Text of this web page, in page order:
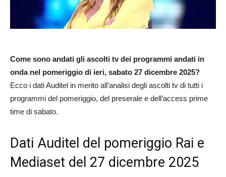
Come sono andati gli ascolti tv dei programmi andati in
onda nel pomeriggio di ieri, sabato 27 dicembre 2025?
Ecco i dati Auditel in merito all’analisi degli ascolti tv di tutti i
programmi del pomeriggio, del preserale e dell’access prime
time di sabato.
Dati Auditel del pomeriggio Rai e
Mediaset del 27 dicembre 2025